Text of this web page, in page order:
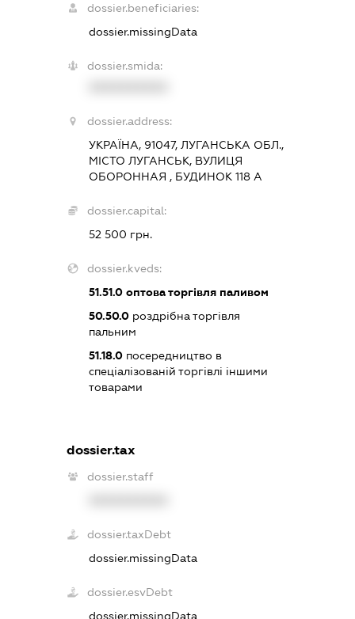
dossier.beneficiaries:
dossier.missingData
dossier.smida:
dossier.address:
УКРАЇНА, 91047, ЛУГАНСЬКА ОБЛ.,
МІСТО ЛУГАНСЬК, ВУЛИЦЯ
ОБОРОННАЯ , БУДИНОК 118 А
dossier.capital:
52 500 грн.
dossier.kveds:
51.51.0оптова торгівля паливом
50.50.0роздрібна торгівля
пальним
51.18.0посередництво в
спеціалізованій торгівлі іншими
товарами
dossier.tax
dossier.staff
dossier.taxDebt
dossier.missingData
dossier.esvDebt
dossier.missingData